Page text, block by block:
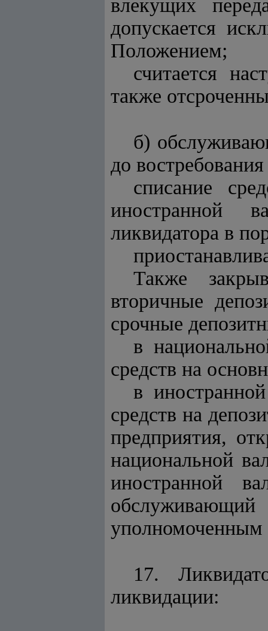
влекущих
допускается
Положением;
считается
также
б)
до
списание
иностранной
ликвидатора в
Также
вторичные
срочные
в
средств на
в
средств на
предприятия,
национальной
иностранной
уполномоченным
17.
ликвидации: